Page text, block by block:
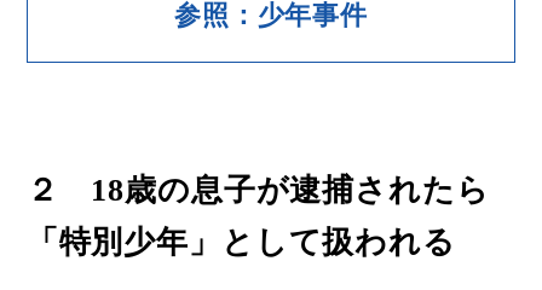
参照：少年事件
２ 18歳の息子が逮捕されたら
「特別少年」として扱われる